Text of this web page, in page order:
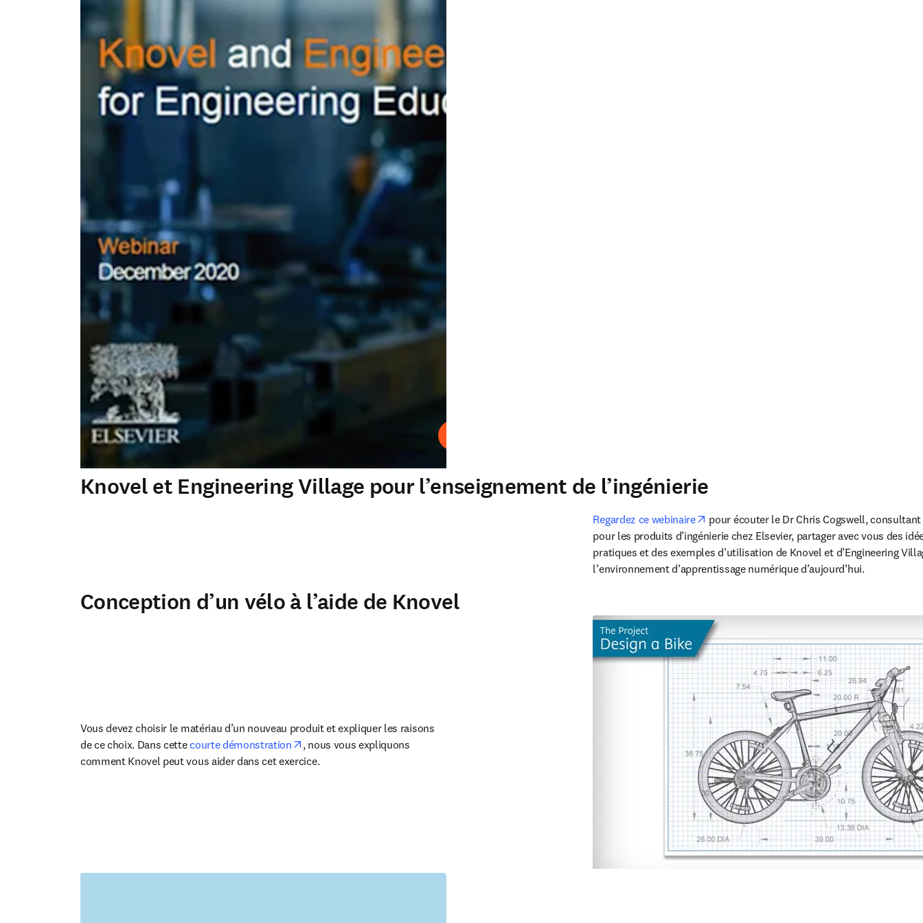
Knovel et Engineering Village pour l’enseignement de l’ingénierie
Regardez ce webinaire opens in new tab/window
pour écouter le Dr Chris Cogswell,
pour les produits d’ingénierie chez Elsevier, partager avec vous des
pratiques et des exemples d’utilisation de Knovel et d’Engineering
l’environnement d’apprentissage numérique d’aujourd’hui.
Conception d’un vélo à l’aide de Knovel
Vous devez choisir le matériau d’un nouveau produit et expliquer les raisons
de ce choix. Dans cette courte démonstration opens in new tab/window
, nous vous expliquons
comment Knovel peut vous aider dans cet exercice.